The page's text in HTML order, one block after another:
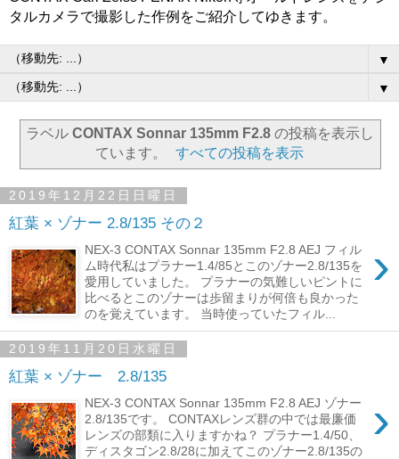
タルカメラで撮影した作例をご紹介してゆきます。
▼
▼
ラベル CONTAX Sonnar 135mm F2.8の投稿を表示し
ています。
すべての投稿を表示
2019年12月22日日曜日
紅葉 × ゾナー 2.8/135 その２
›
NEX-3 CONTAX Sonnar 135mm F2.8 AEJ フィル
ム時代私はプラナー1.4/85とこのゾナー2.8/135を
愛用していました。 プラナーの気難しいピントに
比べるとこのゾナーは歩留まりが何倍も良かった
のを覚えています。 当時使っていたフィル...
2019年11月20日水曜日
紅葉 × ゾナー 2.8/135
›
NEX-3 CONTAX Sonnar 135mm F2.8 AEJ ゾナー
2.8/135です。 CONTAXレンズ群の中では最廉価
レンズの部類に入りますかね？ プラナー1.4/50、
ディスタゴン2.8/28に加えてこのゾナー2.8/135の